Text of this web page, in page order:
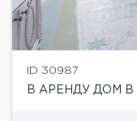
ID 30987
В АРЕНДУ ДОМ